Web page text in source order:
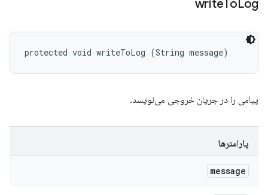
writeToLog
protected void writeToLog (String message)
پیامی را در جریان خروجی می‌نویسد.
پارامترها
message